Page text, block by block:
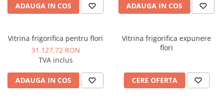
ADAUGA IN COS ADAUGA IN COS
Vitrina frigorifica pentru flori
31.127,72 RON
TVA inclus
ADAUGA IN COS
Vitrina frigorifica expunere
flori
CERE OFERTA